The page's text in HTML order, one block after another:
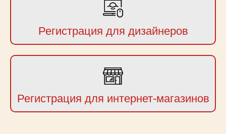
Регистрация для дизайнеров
Регистрация для интернет-магазинов